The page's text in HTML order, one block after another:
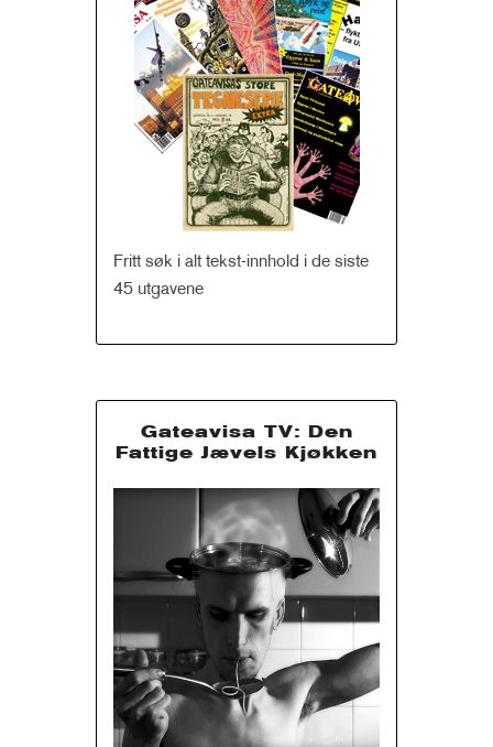
Fritt søk i alt tekst-innhold i de siste
45 utgavene
Gateavisa TV: Den
Fattige Jævels Kjøkken